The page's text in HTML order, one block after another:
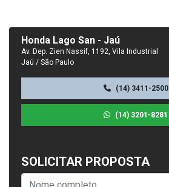
Honda Lago San - Jaú
Av. Dep. Zien Nassif, 1192, Vila Industrial
Jaú / São Paulo
(14) 3411-2500
(14) 3201-8281
SOLICITAR PROPOSTA